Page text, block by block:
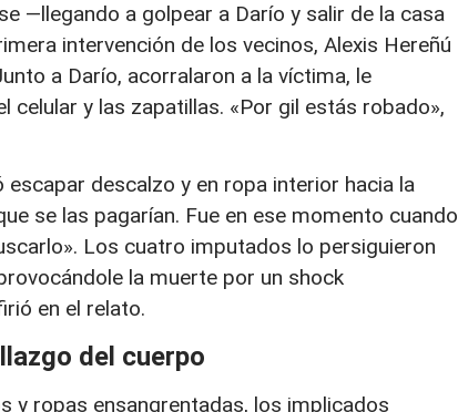
—llegando a golpear a Darío y salir de la casa
intervención de los vecinos, Alexis Hereñú
a Darío, acorralaron a la víctima, le
y las zapatillas. «Por gil estás robado»,
descalzo y en ropa interior hacia la
se las pagarían. Fue en ese momento cuando
Los cuatro imputados lo persiguieron
la muerte por un shock
en el relato.
del cuerpo
y ropas ensangrentadas, los implicados